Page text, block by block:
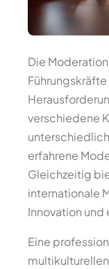
Die
verschiedene
erfahrene
Gleichzeitig
internationale
Innovation
Eine